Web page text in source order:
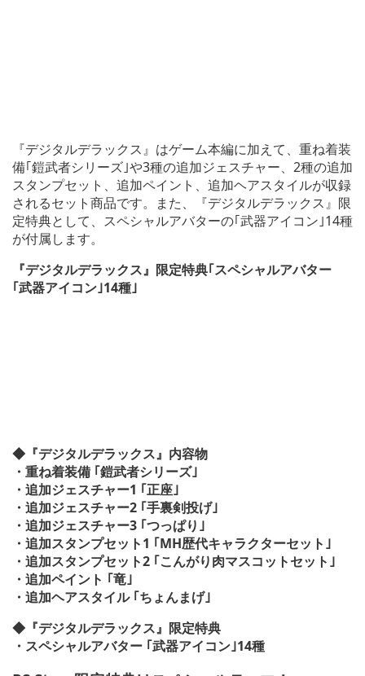
『デジタルデラックス』はゲーム本編に加えて、重ね着装
備｢鎧武者シリーズ｣や3種の追加ジェスチャー、2種の追加
スタンプセット、追加ペイント、追加ヘアスタイルが収録
されるセット商品です。また、『デジタルデラックス』限
定特典として、スペシャルアバターの｢武器アイコン｣14種
が付属します。
『デジタルデラックス』限定特典｢スペシャルアバター
｢武器アイコン｣14種｣
◆『デジタルデラックス』内容物
・重ね着装備 ｢鎧武者シリーズ｣
・追加ジェスチャー1 ｢正座｣
・追加ジェスチャー2 ｢手裏剣投げ｣
・追加ジェスチャー3 ｢つっぱり｣
・追加スタンプセット1 ｢MH歴代キャラクターセット｣
・追加スタンプセット2 ｢こんがり肉マスコットセット｣
・追加ペイント ｢竜｣
・追加ヘアスタイル ｢ちょんまげ｣
◆『デジタルデラックス』限定特典
・スペシャルアバター ｢武器アイコン｣14種